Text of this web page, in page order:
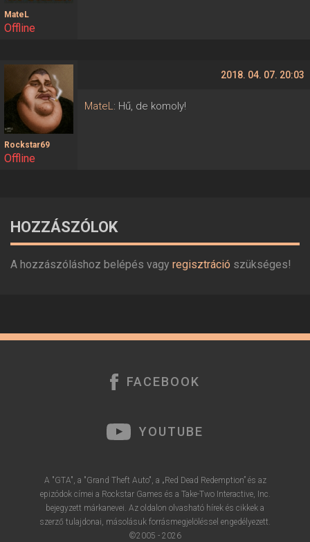
MateL
Offline
Rockstar69
Offline
2018. 04. 07. 20:03
MateL: Hű, de komoly!
HOZZÁSZÓLOK
A hozzászóláshoz belépés vagy regisztráció szükséges!
FACEBOOK
YOUTUBE
A "GTA", a "Grand Theft Auto", a „Red Dead Redemption” és az
epizódok címei a Rockstar Games és a Take-Two Interactive, Inc.
bejegyzett márkanevei. Az oldalon olvasható hírek és cikkek a
szerző tulajdonai, másolásuk forrásmegjelöléssel engedélyezett.
©2005 - 2026